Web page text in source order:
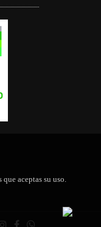
aceptas su uso.